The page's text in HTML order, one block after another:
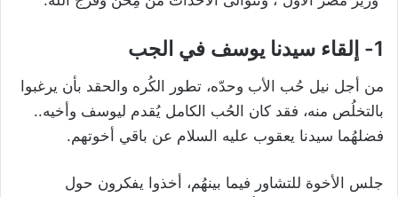
1- إلقاء سيدنا يوسف في الجب
من أجل نيل حُب الأب وحدّه، تطور الكُره والحقد بأن يرغبوا
بالتخلُص منه، فقد كان الحُب الكامل يُقدم ليوسف وأخيه..
فضلهُما سيدنا يعقوب عليه السلام عن باقي أخوتهم.
جلس الأخوة للتشاور فيما بينهُم، أخذوا يفكرون حول